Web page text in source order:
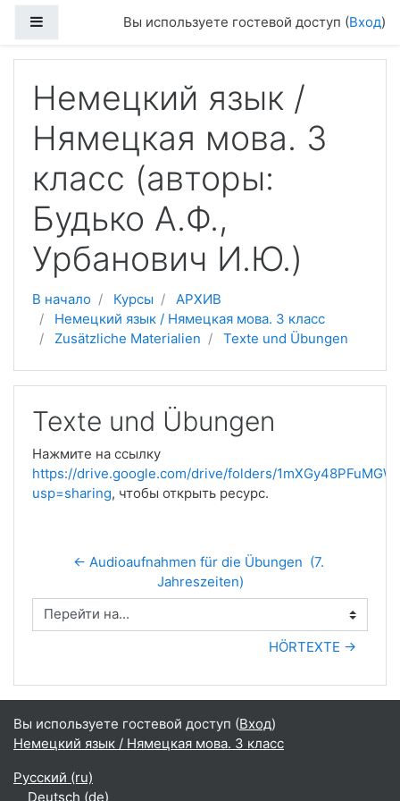
Боковая панельВы используете гостевой доступ (Вход)
Немецкий язык /
Нямецкая мова. 3
класс (авторы:
Будько А.Ф.,
Урбанович И.Ю.)
В начало Курсы
АРХИВ
Немецкий язык / Нямецкая мова. 3 класс
Zusätzliche Materialien
Texte und Übungen
Texte und Übungen
Нажмите на ссылку
https://drive.google.com/drive/folders/
usp=sharing, чтобы открыть ресурс.
← Audioaufnahmen für die Übungen  (7.
Jahreszeiten)
Перейти на...
HÖRTEXTE →
Вы используете гостевой доступ (Вход)
Немецкий язык / Нямецкая мова. 3 класс
Русский ‎(ru)‎
Deutsch ‎(de)‎